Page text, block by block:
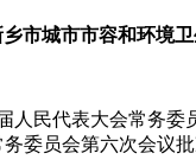
乡市城市市容和环境
人民代表大会常务
委员会第六次会议批